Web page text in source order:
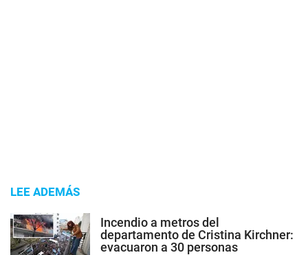
LEE ADEMÁS
Incendio a metros del
departamento de Cristina Kirchner:
evacuaron a 30 personas